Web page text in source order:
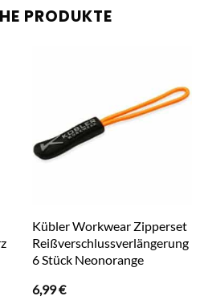
PRODUKTE
Kübler Workwear Zipperset
Reißverschlussverlängerung
6 Stück Neonorange
6,99€